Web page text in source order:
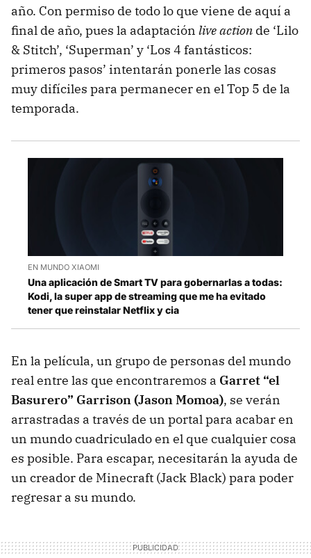
año. Con permiso de todo lo que viene de aquí a
final de año, pues la adaptación live action de ‘Lilo
& Stitch’, ‘Superman’ y ‘Los 4 fantásticos:
primeros pasos’ intentarán ponerle las cosas
muy difíciles para permanecer en el Top 5 de la
temporada.
EN MUNDO XIAOMI
Una aplicación de Smart TV para gobernarlas a todas:
Kodi, la super app de streaming que me ha evitado
tener que reinstalar Netflix y cia
En la película, un grupo de personas del mundo
real entre las que encontraremos a Garret “el
Basurero” Garrison (Jason Momoa), se verán
arrastradas a través de un portal para acabar en
un mundo cuadriculado en el que cualquier cosa
es posible. Para escapar, necesitarán la ayuda de
un creador de Minecraft (Jack Black) para poder
regresar a su mundo.